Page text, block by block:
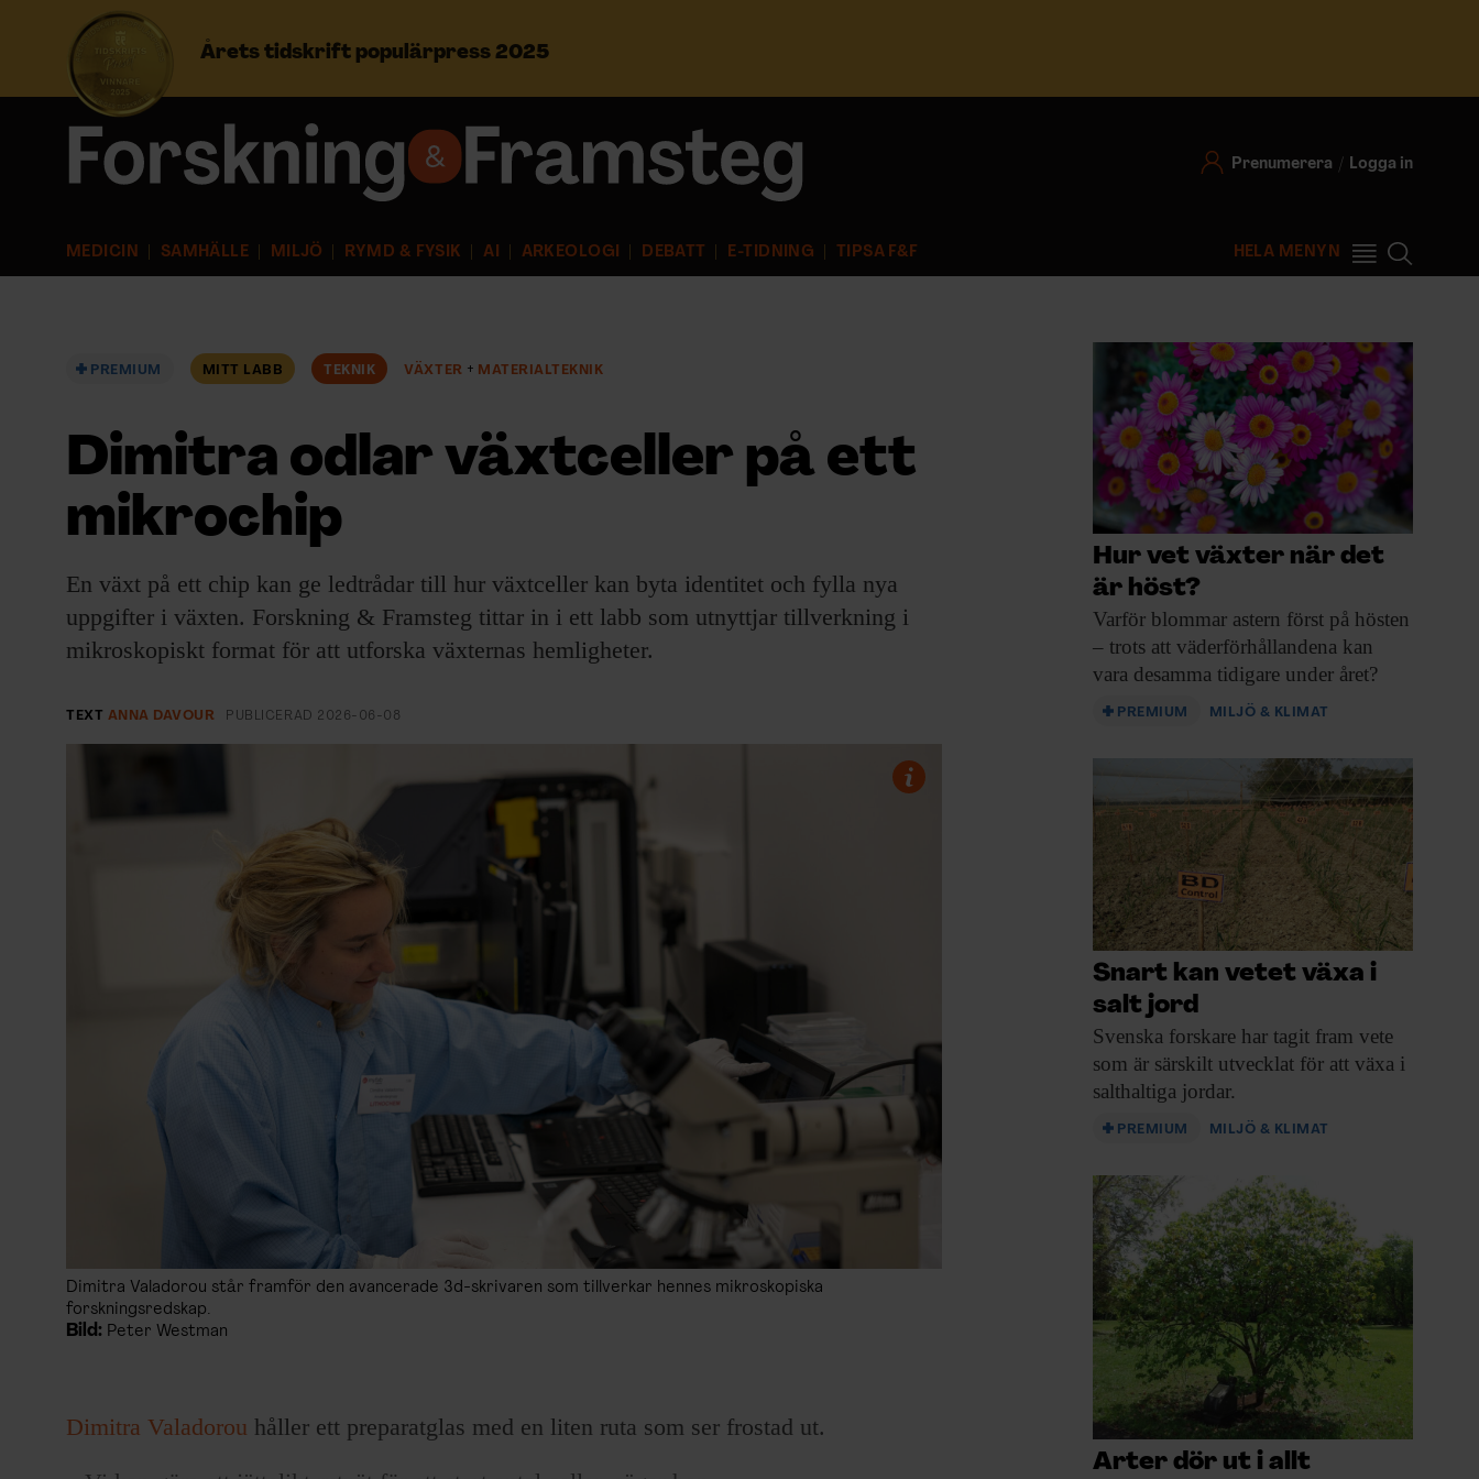
Årets tidskrift populärpress 2025
Prenumerera Logga in
MEDICIN SAMHÄLLE MILJÖ RYMD & FYSIK AI ARKEOLOGI DEBATT E-TIDNING TIPSA F&F HELA MENYN
r
Prenumerera
NYHETSBREV
ARKIV & E-TIDNING
LYSSNA/PODD
EVENEMANG & RESOR
SHOP
KONTAKTA F&F
PRENUMERERA PÅ F&F
ANNONSERA I F&F
PREMIUM MITT LABB TEKNIK VÄXTER MATERIALTEKNIK
Dimitra odlar växtceller på ett
mikrochip
En växt på ett chip kan ge ledtrådar till hur växtceller kan byta identitet och fylla nya
uppgifter i växten. Forskning & Framsteg tittar in i ett labb som utnyttjar tillverkning i
mikroskopiskt format för att utforska växternas hemligheter.
TEXT ANNA DAVOUR PUBLICERAD 2026-06-08
Dimitra Valadorou står framför den avancerade 3d-skrivaren som tillverkar hennes mikroskopiska
forskningsredskap.
Bild: Peter Westman
Dimitra Valadorou håller ett preparatglas med en liten ruta som ser frostad ut.
Hur vet växter när det
är höst?
Varför blommar astern först på hösten
– trots att väder­förhållandena kan
vara desamma tidigare under året?
PREMIUM MILJÖ & KLIMAT
Snart kan vetet växa i
salt jord
Svenska forskare har tagit fram vete
som är särskilt utvecklat för att växa i
salthaltiga jordar.
PREMIUM MILJÖ & KLIMAT
Arter dör ut i allt